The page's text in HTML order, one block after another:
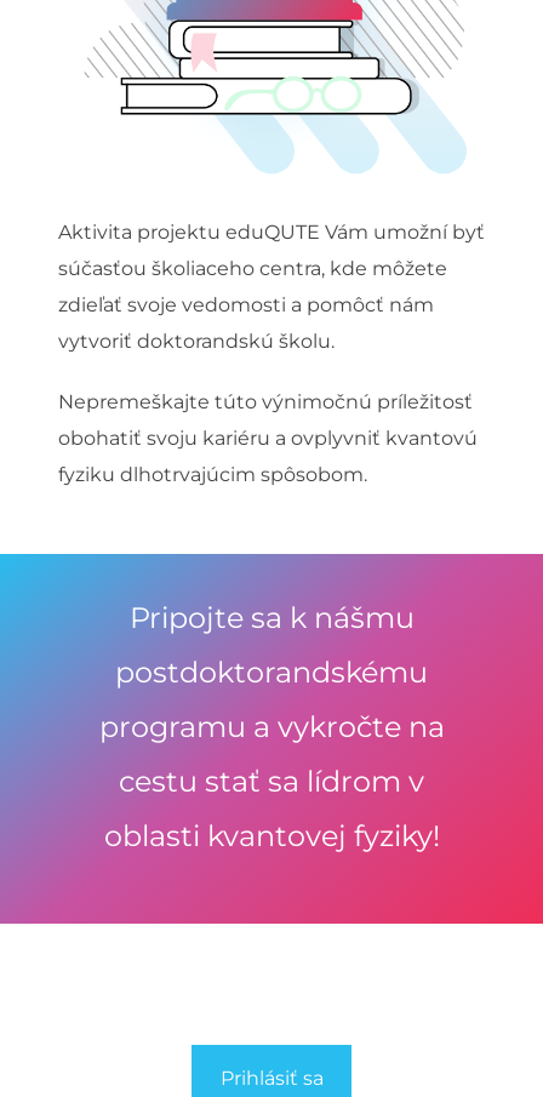
Aktivita projektu eduQUTE Vám umožní byť
súčasťou školiaceho centra, kde môžete
zdieľať svoje vedomosti a pomôcť nám
vytvoriť doktorandskú školu.
Nepremeškajte túto výnimočnú príležitosť
obohatiť svoju kariéru a ovplyvniť kvantovú
fyziku dlhotrvajúcim spôsobom.
Pripojte sa k nášmu
postdoktorandskému
programu a vykročte na
cestu stať sa lídrom v
oblasti kvantovej fyziky!
Prihlásiť sa